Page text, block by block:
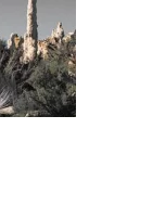
LIVE REPORT METAL